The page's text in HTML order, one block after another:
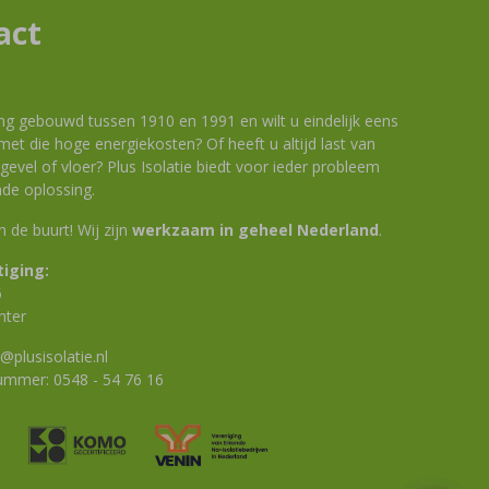
gebouwd tussen 1910 en 1991 en wilt u eindelijk eens
die hoge energiekosten? Of heeft u altijd last van
of vloer? Plus Isolatie biedt voor ieder probleem
oplossing.
de buurt! Wij zijn werkzaam in geheel Nederland.
0548 - 54 76 16